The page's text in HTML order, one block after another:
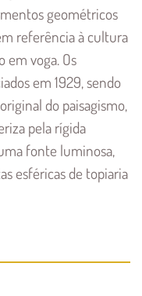
geométricos
referência à cultura
em voga. Os
em 1929, sendo
do paisagismo,
pela rígida
fonte luminosa,
esféricas de topiaria